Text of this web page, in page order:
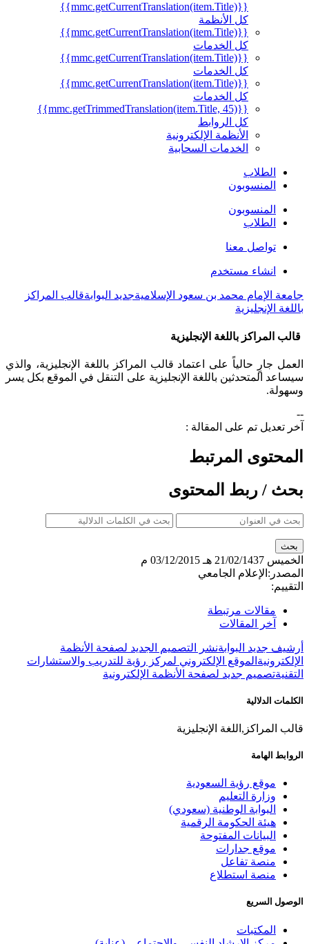
{{mmc.getCurrentTranslation(item.Title)}}
كل الأنظمة
{{mmc.getCurrentTranslation(item.Title)}}
كل الخدمات
{{mmc.getCurrentTranslation(item.Title)}}
كل الخدمات
{{mmc.getCurrentTranslation(item.Title)}}
كل الخدمات
{{mmc.getTrimmedTranslation(item.Title, 45)}}
كل الروابط
الأنظمة الإلكترونية
الخدمات السحابية
الطلاب
المنسوبون
المنسوبون
الطلاب
تواصل معنا
انشاء مستخدم
جامعة الإمام محمد بن سعود الإسلاميةجديد البوابةقالب المراكز
باللغة الإنجليزية
قالب المراكز باللغة الإنجليزية
العمل جارٍ حالياً على اعتماد قالب المراكز باللغة الإنجليزية، والذي
سيساعد المتحدثين باللغة الإنجليزية على التنقل في الموقع بكل يسر
وسهولة.​
--
آخر تعديل تم على المقالة :
المحتوى المرتبط
بحث / ربط المحتوى
الخميس 21/02/1437 هـ
03/12/2015 م
المصدر: الإعلام الجامعي
التقييم:
مقالات مرتبطة
آخر المقالات
أرشيف جديد البوابةنشر التصميم الجديد لصفحة الأنظمة
الإلكترونية الموقع الإلكتروني لمركز رؤية للتدريب والاستشارات
التقنيةتصميم جديد لصفحة الأنظمة الإلكترونية
الكلمات الدلالية
قالب المراكز,اللغة الإنجليزية
الروابط الهامة
موقع رؤية السعودية
وزارة التعليم
البوابة الوطنية (سعودي)
هيئة الحكومة الرقمية
البيانات المفتوحة
موقع جدارات
منصة تفاعل
منصة استطلاع
الوصول السريع
المكتبات